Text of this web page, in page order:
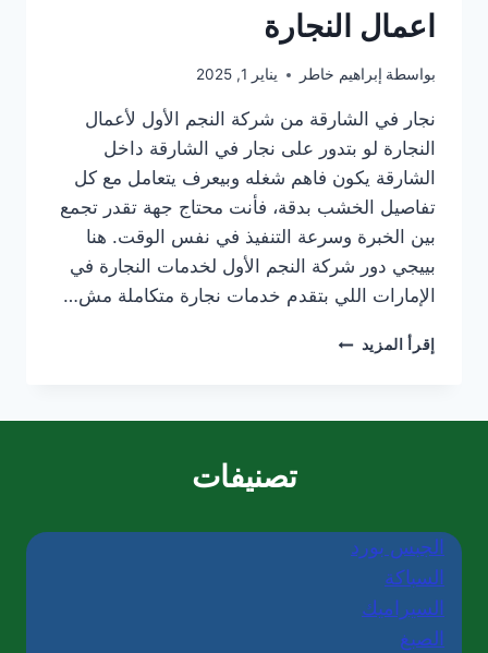
اعمال النجارة
بواسطة إبراهيم خاطر يناير 1, 2025
نجار في الشارقة من شركة النجم الأول لأعمال
النجارة لو بتدور على نجار في الشارقة داخل
الشارقة يكون فاهم شغله وبيعرف يتعامل مع كل
تفاصيل الخشب بدقة، فأنت محتاج جهة تقدر تجمع
بين الخبرة وسرعة التنفيذ في نفس الوقت. هنا
بييجي دور شركة النجم الأول لخدمات النجارة في
الإمارات اللي بتقدم خدمات نجارة متكاملة مش…
إقرأ المزيد نجار
تصنيفات
الجبس بورد
السباكة
السيراميك
الصبغ